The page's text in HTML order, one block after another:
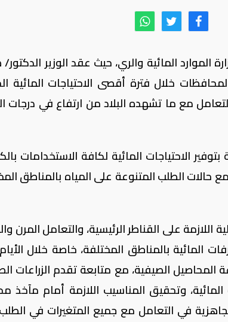
الموارد المائية والري، حيث عقد الوزير
خلال فترة أقصى الاحتياجات المائية
مع ما تشهده البلاد من ارتفاع في درجات
الاحتياجات المائية لكافة الاستخدامات
حالات الطلب المتنوعة على المياه بالمناطق
على القناطر الرئيسية، والتعامل المرن
المائية بالمناطق المختلفة، خاصة خلال
المحاصيل الصيفية، مع متابعة تقدم الزراعات
المائية، وتحقيق المناسيب اللازمة أمام مآخذ
في التعامل مع جميع المتغيرات في